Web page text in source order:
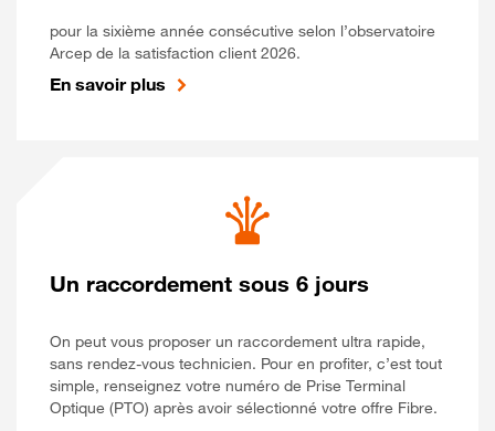
pour la sixième année consécutive selon l’observatoire
Arcep de la satisfaction client 2026.
En savoir plus
Un raccordement sous 6 jours
On peut vous proposer un raccordement ultra rapide,
sans rendez-vous technicien. Pour en profiter, c’est tout
simple, renseignez votre numéro de Prise Terminal
Optique (PTO) après avoir sélectionné votre offre Fibre.